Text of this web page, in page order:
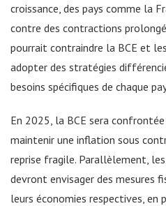
croissance, des pays comme la
contre des contractions
pourrait contraindre la BCE et
adopter des stratégies
besoins spécifiques de chaque
En 2025, la BCE sera
maintenir une inflation sous
reprise fragile. Parallèlement,
devront envisager des mesures
leurs économies respectives, en